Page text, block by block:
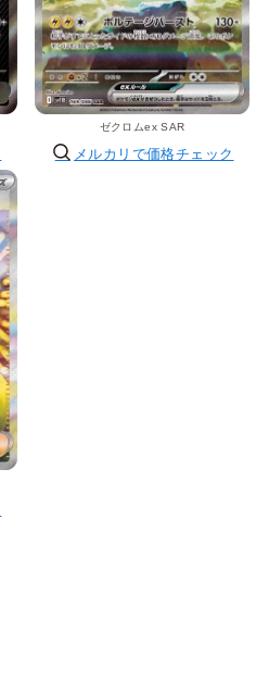
ゼクロムex SAR
メルカリで価格チェック